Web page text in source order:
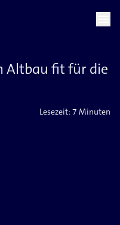
Altbau fit für die
Lesezeit: 7 Minuten